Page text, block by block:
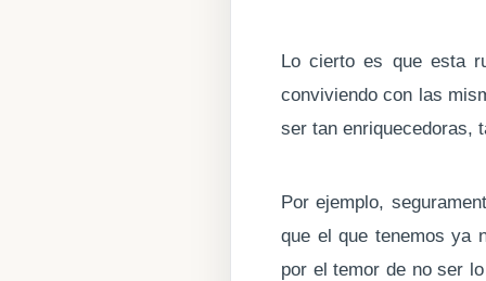
Lo cierto es que esta
conviviendo con las
ser tan enriquecedoras,
Por ejemplo,
que el que tenemos ya
por el temor de no ser